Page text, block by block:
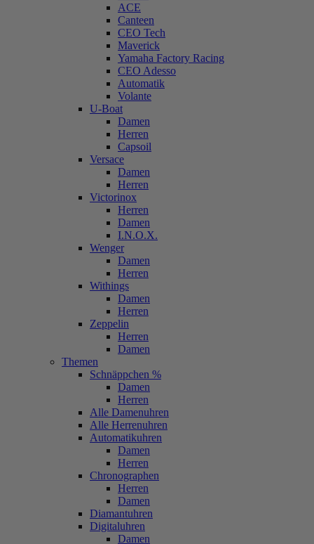
ACE
Canteen
CEO Tech
Maverick
Yamaha Factory Racing
CEO Adesso
Automatik
Volante
U-Boat
Damen
Herren
Capsoil
Versace
Damen
Herren
Victorinox
Herren
Damen
I.N.O.X.
Wenger
Damen
Herren
Withings
Damen
Herren
Zeppelin
Herren
Damen
Themen
Schnäppchen %
Damen
Herren
Alle Damenuhren
Alle Herrenuhren
Automatikuhren
Damen
Herren
Chronographen
Herren
Damen
Diamantuhren
Digitaluhren
Damen